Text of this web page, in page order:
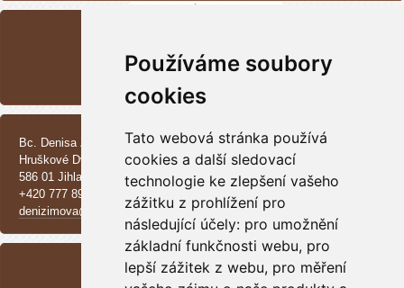
Používáme soubory
cookies
Tato webová stránka používá
cookies a další sledovací
technologie ke zlepšení vašeho
zážitku z prohlížení pro
následující účely: pro umožnění
základní funkčnosti webu, pro
lepší zážitek z webu, pro měření
Bc. Denisa Zimová
Hruškové Dvory 370 E
586 01 Jihlava
+420 777 890 137
denizimova@seznam.cz
ARCHIV
<< září / 2025 >>